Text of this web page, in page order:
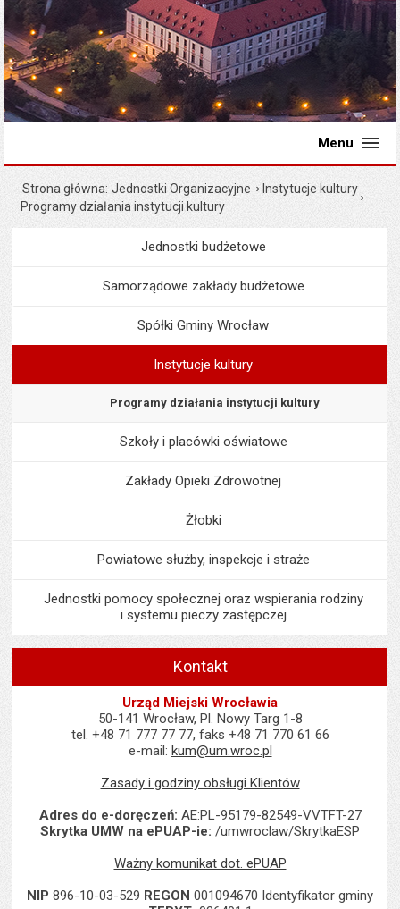
Menu
Strona główna Jednostki Organizacyjne
Instytucje kultury
Programy działania instytucji kultury
MenuJednostki Organizacyjne
Jednostki budżetowe
Samorządowe zakłady budżetowe
Spółki Gminy Wrocław
Instytucje kultury
Programy działania instytucji kultury
Szkoły i placówki oświatowe
Zakłady Opieki Zdrowotnej
Żłobki
Powiatowe służby, inspekcje i straże
Jednostki pomocy społecznej oraz wspierania rodziny
i systemu pieczy zastępczej
Kontakt
Urząd Miejski Wrocławia
50-141 Wrocław, Pl. Nowy Targ 1-8
tel. +48 71 777 77 77, faks +48 71 770 61 66
e-mail: kum@um.wroc.pl
Zasady i godziny obsługi Klientów
Adres do e-doręczeń: AE:PL-95179-82549-VVTFT-27
Skrytka UMW na ePUAP-ie: /umwroclaw/SkrytkaESP
Ważny komunikat dot. ePUAP
NIP 896-10-03-529 REGON 001094670 Identyfikator gminy